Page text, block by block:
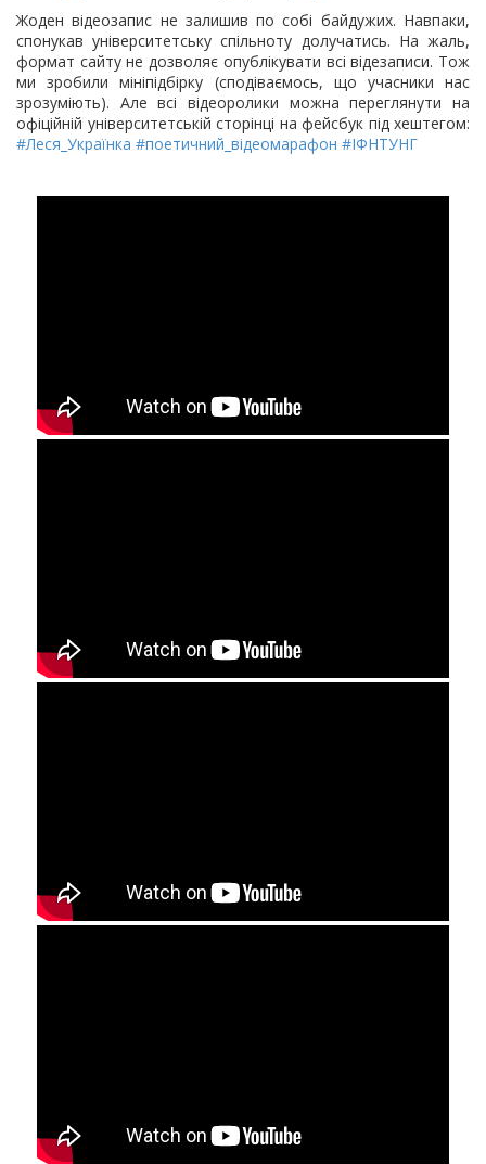
Жоден відеозапис не залишив по собі байдужих. Навпаки,
спонукав університетську спільноту долучатись. На жаль,
формат сайту не дозволяє опублікувати всі відезаписи. Тож
ми зробили мініпідбірку (сподіваємось, що учасники нас
зрозуміють). Але всі відеоролики можна переглянути на
офіційній університетській сторінці на фейсбук під хештегом:
#Леся_Українка #поетичний_відеомарафон #ІФНТУНГ